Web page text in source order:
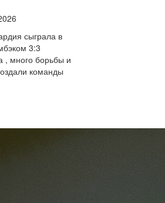
сыграла в
3:3
, много борьбы и
команды